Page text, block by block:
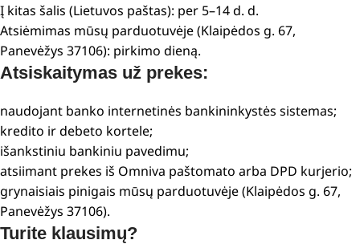
Į kitas šalis (Lietuvos paštas): per 5–14 d. d.
Atsiėmimas mūsų parduotuvėje (Klaipėdos g. 67,
Panevėžys 37106): pirkimo dieną.
Atsiskaitymas už prekes:
naudojant banko internetinės bankininkystės sistemas;
kredito ir debeto kortele;
išankstiniu bankiniu pavedimu;
atsiimant prekes iš Omniva paštomato arba DPD kurjerio;
grynaisiais pinigais mūsų parduotuvėje (Klaipėdos g. 67,
Panevėžys 37106).
Turite klausimų?